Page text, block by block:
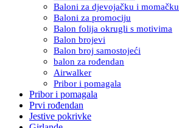
Baloni za djevojačku i momačku
Baloni za promociju
Balon folija okrugli s motivima
Balon brojevi
Balon broj samostojeći
balon za rođendan
Airwalker
Pribor i pomagala
Pribor i pomagala
Prvi rođendan
Jestive pokrivke